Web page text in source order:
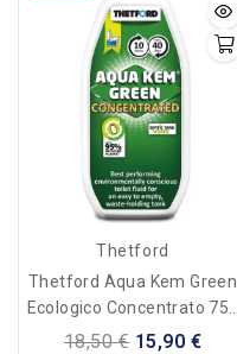
Thetford
Thetford Aqua Kem Green
Ecologico Concentrato 750
Ml
18,50 € 15,90 €